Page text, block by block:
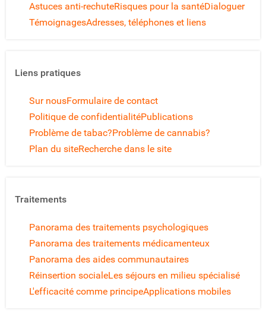
Astuces anti-rechuteRisques pour la santéDialoguer
TémoignagesAdresses, téléphones et liens
Liens pratiques
Sur nousFormulaire de contact
Politique de confidentialitéPublications
Problème de tabac?Problème de cannabis?
Plan du siteRecherche dans le site
Traitements
Panorama des traitements psychologiques
Panorama des traitements médicamenteux
Panorama des aides communautaires
Réinsertion socialeLes séjours en milieu spécialisé
L'efficacité comme principeApplications mobiles